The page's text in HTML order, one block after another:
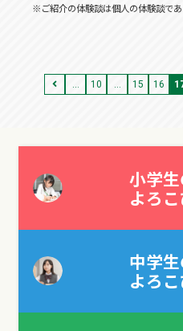
※ご紹介の体験談は個人の体験談で
... 10 ... 15 16
小学
よろ
中学
よろ